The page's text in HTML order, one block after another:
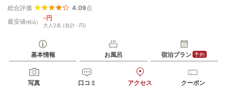
総合評価 4.09点
最安値(税込)
-円
大人2名 (合計 -円)
基本情報 お風呂 宿泊プラン 予約
写真 口コミ アクセス クーポン